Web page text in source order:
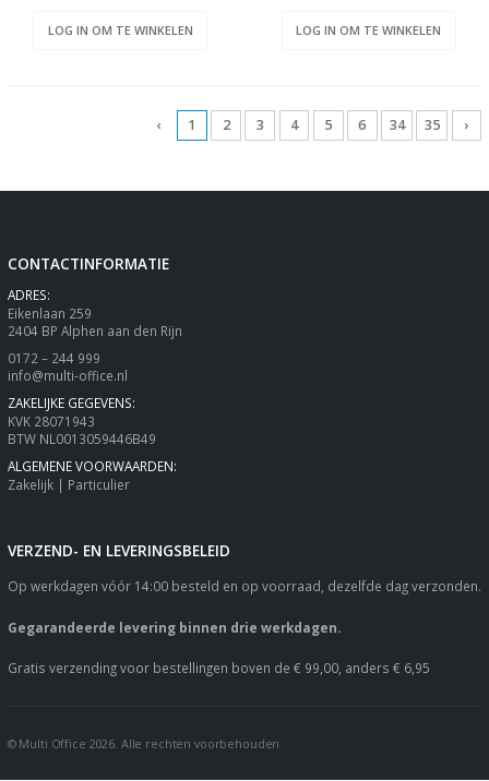
LOG IN OM TE WINKELEN LOG IN OM TE WINKELEN
‹ 1 2 3 4 5 6 34 35 ›
CONTACTINFORMATIE
ADRES:
Eikenlaan 259
2404 BP Alphen aan den Rijn
0172 – 244 999
info@multi-office.nl
ZAKELIJKE GEGEVENS:
KVK 28071943
BTW NL0013059446B49
ALGEMENE VOORWAARDEN:
Zakelijk| Particulier
VERZEND- EN LEVERINGSBELEID
Op werkdagen vóór 14:00 besteld en op voorraad, dezelfde dag verzonden.
Gegarandeerde levering binnen drie werkdagen.
Gratis verzending voor bestellingen boven de € 99,00, anders € 6,95
© Multi Office 2026. Alle rechten voorbehouden